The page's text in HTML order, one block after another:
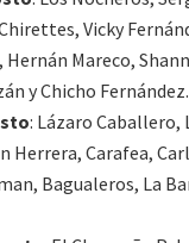
Vicky
Mareco,
y Chicho Fernández.
: Lázaro Caballero,
Herrera, Carafea,
Bagualeros, La